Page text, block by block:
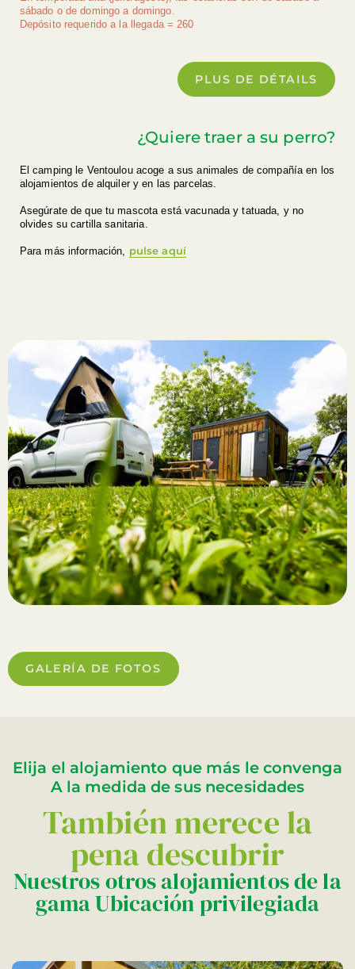
sábado o de domingo a domingo.
Depósito requerido a la llegada = 260
PLUS DE DÉTAILS
¿Quiere traer a su perro?
El camping le Ventoulou acoge a sus animales de compañía en los
alojamientos de alquiler y en las parcelas.
Asegúrate de que tu mascota está vacunada y tatuada, y no
olvides su cartilla sanitaria.
Para más información, pulse aquí
GALERÍA DE FOTOS
Elija el alojamiento que más le convenga
A la medida de sus necesidades
También merece la
pena descubrir
Nuestros otros alojamientos de la
gama Ubicación privilegiada